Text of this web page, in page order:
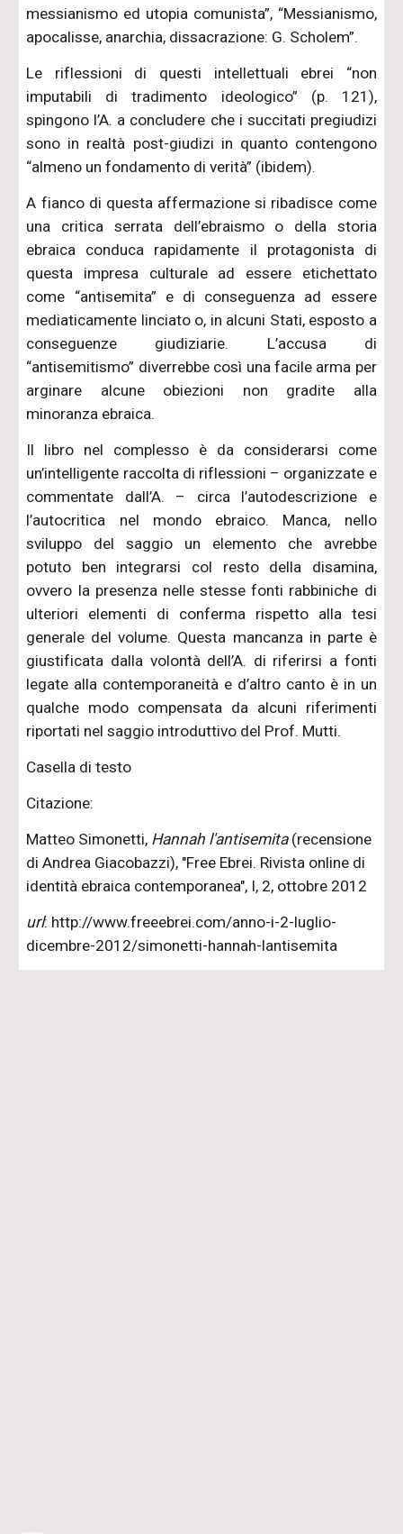
messianismo ed utopia comunista”, “Messianismo,
apocalisse, anarchia, dissacrazione: G. Scholem”.
Le riflessioni di questi intellettuali ebrei “non
imputabili di tradimento ideologico” (p. 121),
spingono l’A. a concludere che i succitati pregiudizi
sono in realtà post-giudizi in quanto contengono
“almeno un fondamento di verità” (ibidem).
A fianco di questa affermazione si ribadisce come
una critica serrata dell’ebraismo o della storia
ebraica conduca rapidamente il protagonista di
questa impresa culturale ad essere etichettato
come “antisemita” e di conseguenza ad essere
mediaticamente linciato o, in alcuni Stati, esposto a
conseguenze giudiziarie. L’accusa di
“antisemitismo” diverrebbe così una facile arma per
arginare alcune obiezioni non gradite alla
minoranza ebraica.
Il libro nel complesso è da considerarsi come
un’intelligente raccolta di riflessioni – organizzate e
commentate dall’A. – circa l’autodescrizione e
l’autocritica nel mondo ebraico. Manca, nello
sviluppo del saggio un elemento che avrebbe
potuto ben integrarsi col resto della disamina,
ovvero la presenza nelle stesse fonti rabbiniche di
ulteriori elementi di conferma rispetto alla tesi
generale del volume. Questa mancanza in parte è
giustificata dalla volontà dell’A. di riferirsi a fonti
legate alla contemporaneità e d’altro canto è in un
qualche modo compensata da alcuni riferimenti
riportati nel saggio introduttivo del Prof. Mutti.
Casella di testo
Citazione:
Matteo Simonetti, Hannah l'antisemita(recensione
di Andrea Giacobazzi), "Free Ebrei. Rivista online di
identità ebraica contemporanea", I, 2, ottobre 2012
url: http://www.freeebrei.com/anno-i-2-luglio-
dicembre-2012/simonetti-hannah-lantisemita